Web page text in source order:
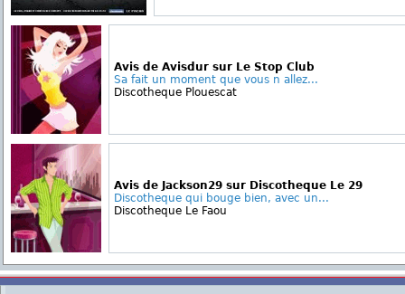
Avis de Avisdur sur Le Stop Club
Sa fait un moment que vous n allez...
Discotheque Plouescat
Avis de Jackson29 sur Discotheque Le 29
Discotheque qui bouge bien, avec un...
Discotheque Le Faou